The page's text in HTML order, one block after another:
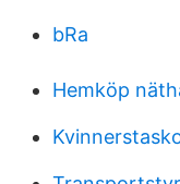
bRa
Hemköp